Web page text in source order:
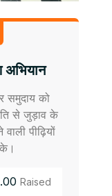
अभियान
समुदाय को
से जुड़ाव के
पीढ़ियों
Raised